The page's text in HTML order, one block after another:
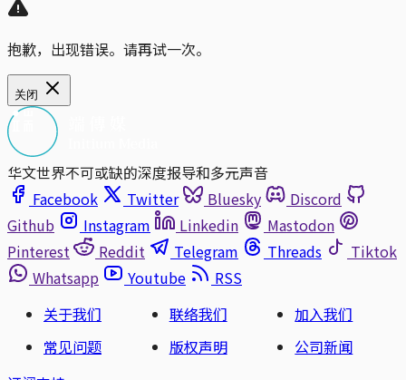
抱歉，出现错误。请再试一次。
关闭
华文世界不可或缺的深度报导和多元声音
Facebook
Twitter Bluesky
Discord
Github
Instagram Linkedin
Mastodon
Pinterest
Reddit Telegram Threads
Tiktok
Whatsapp
Youtube
RSS
关于我们
联络我们
加入我们
常见问题
版权声明
公司新闻